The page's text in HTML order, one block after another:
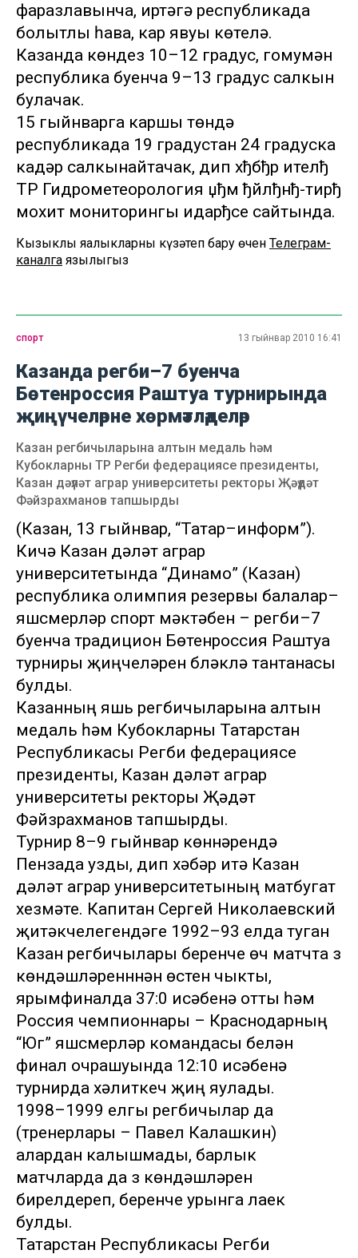
фаразлавынча, иртәгә республикада
болытлы һава, кар явуы көтелә.
Казанда көндез 10–12 градус, гомумән
республика буенча 9–13 градус салкын
булачак.
15 гыйнварга каршы төндә
республикада 19 градустан 24 градуска
кадәр салкынайтачак, дип хђбђр ителђ
ТР Гидрометеорология џђм ђйлђнђ-тирђ
мохит мониторингы идарђсе сайтында.
Кызыклы яңалыкларны күзәтеп бару өчен Телеграм-
каналга язылыгыз
спорт 13 гыйнвар 2010 16:41
Казанда регби–7 буенча
Бөтенроссия Раштуа турнирында
җиңүчеләрне хөрмәтләделәр
Казан регбичыларына алтын медаль һәм
Кубокларны ТР Регби федерациясе президенты,
Казан дәүләт аграр университеты ректоры Җәүдәт
Фәйзрахманов тапшырды
(Казан, 13 гыйнвар, “Татар–информ”).
Кичә Казан дәүләт аграр
университетында “Динамо” (Казан)
республика олимпия резервы балалар–
яшүсмерләр спорт мәктәбен – регби–7
буенча традицион Бөтенроссия Раштуа
турниры җиңүчеләрен бүләкләү тантанасы
булды.
Казанның яшь регбичыларына алтын
медаль һәм Кубокларны Татарстан
Республикасы Регби федерациясе
президенты, Казан дәүләт аграр
университеты ректоры Җәүдәт
Фәйзрахманов тапшырды.
Турнир 8–9 гыйнвар көннәрендә
Пензада узды, дип хәбәр итә Казан
дәүләт аграр университетының матбугат
хезмәте. Капитан Сергей Николаевский
җитәкчелегендәге 1992–93 елда туган
Казан регбичылары беренче өч матчта үз
көндәшләренннән өстен чыкты,
ярымфиналда 37:0 исәбенә отты һәм
Россия чемпионнары – Краснодарның
“Юг” яшүсмерләр командасы белән
финал очрашуында 12:10 исәбенә
турнирда хәлиткеч җиңү яулады.
1998–1999 елгы регбичылар да
(тренерлары – Павел Калашкин)
алардан калышмады, барлык
матчларда да үз көндәшләрен
бирелдереп, беренче урынга лаек
булды.
Татарстан Республикасы Регби